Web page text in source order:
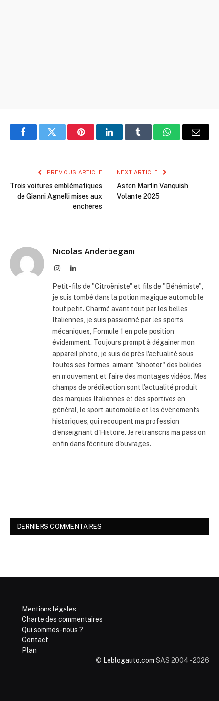
FacebookTwitter PinterestLinkedInTumblr WhatsAppEmail
PREVIOUS ARTICLE
Trois voitures emblématiques
de Gianni Agnelli mises aux
enchères
NEXT ARTICLE
Aston Martin Vanquish
Volante 2025
Nicolas Anderbegani
InstagramLinkedIn
Petit-fils de "Citroëniste" et fils de "Béhémiste",
je suis tombé dans la potion magique automobile
tout petit. Charmé avant tout par les belles
Italiennes, je suis passionné par les sports
mécaniques, Formule 1 en pole position
évidemment. Toujours prompt à dégainer mon
appareil photo, je suis de près l'actualité sous
toutes ses formes, aimant "shooter" des bolides
en mouvement et faire des montages vidéos. Mes
champs de prédilection sont l'actualité produit
des marques Italiennes et des sportives en
général, le sport automobile et les évènements
historiques, qui recoupent ma profession
d'enseignant d'Histoire. Je retranscris ma passion
enfin dans l'écriture d'ouvrages.
DERNIERS COMMENTAIRES
Mentions légales
Charte des commentaires
Qui sommes-nous ?
Contact
Plan
© Leblogauto.com SAS 2004 - 2026